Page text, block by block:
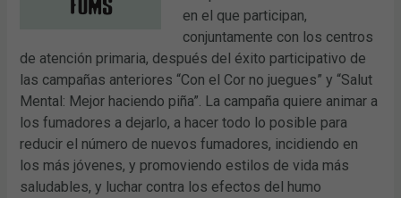
en el que participan,
conjuntamente con los centros
de atención primaria, después del éxito participativo de
las campañas anteriores “Con el Cor no juegues” y “Salut
Mental: Mejor haciendo piña”. La campaña quiere animar a
los fumadores a dejarlo, a hacer todo lo posible para
reducir el número de nuevos fumadores, incidiendo en
los más jóvenes, y promoviendo estilos de vida más
saludables, y luchar contra los efectos del humo